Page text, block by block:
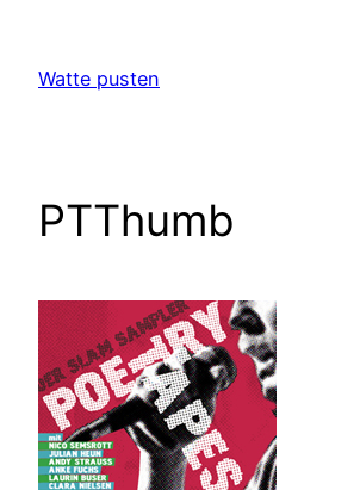
springen
Watte pusten
PTThumb